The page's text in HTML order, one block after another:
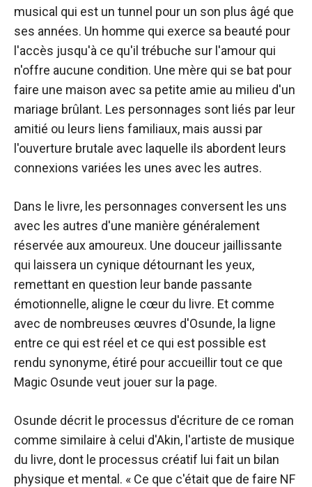
musical qui est un tunnel pour un son plus âgé que
ses années. Un homme qui exerce sa beauté pour
l'accès jusqu'à ce qu'il trébuche sur l'amour qui
n'offre aucune condition. Une mère qui se bat pour
faire une maison avec sa petite amie au milieu d'un
mariage brûlant. Les personnages sont liés par leur
amitié ou leurs liens familiaux, mais aussi par
l'ouverture brutale avec laquelle ils abordent leurs
connexions variées les unes avec les autres.
Dans le livre, les personnages conversent les uns
avec les autres d'une manière généralement
réservée aux amoureux. Une douceur jaillissante
qui laissera un cynique détournant les yeux,
remettant en question leur bande passante
émotionnelle, aligne le cœur du livre. Et comme
avec de nombreuses œuvres d'Osunde, la ligne
entre ce qui est réel et ce qui est possible est
rendu synonyme, étiré pour accueillir tout ce que
Magic Osunde veut jouer sur la page.
Osunde décrit le processus d'écriture de ce roman
comme similaire à celui d'Akin, l'artiste de musique
du livre, dont le processus créatif lui fait un bilan
physique et mental. « Ce que c'était que de faire NF